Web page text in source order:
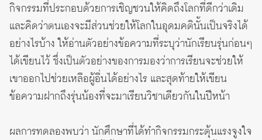
กิจกรรมที่ประกอบด้วยการเชิญชวนให้คิดถึงโลกที่ดีกว่าเดิม
และคิดว่าตนเองจะมีส่วนช่วยให้โลกในอุดมคตินั้นเป็นจริงได้
อย่างไรบ้าง ให้อ่านตัวอย่างข้อความที่ระบุว่านักเรียนรุ่นก่อนๆ
ได้เขียนไว้ ซึ่งเป็นตัวอย่างของการมองว่าการเรียนจะช่วยให้
เขาออกไปช่วยเหลือผู้อื่นได้อย่างไร และสุดท้ายให้เขียน
ข้อความฝากถึงรุ่นน้องที่จะมาเรียนวิชาเดียวกันในปีหน้า
ผลการทดลองพบว่า นักศึกษาที่ได้ทำกิจกรรมกระตุ้นแรงจูงใจ